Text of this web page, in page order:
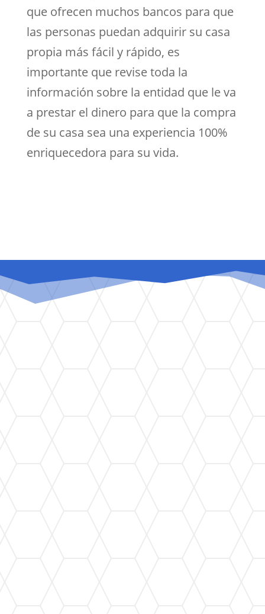
que ofrecen muchos bancos para que
las personas puedan adquirir su casa
propia más fácil y rápido, es
importante que revise toda la
información sobre la entidad que le va
a prestar el dinero para que la compra
de su casa sea una experiencia 100%
enriquecedora para su vida.